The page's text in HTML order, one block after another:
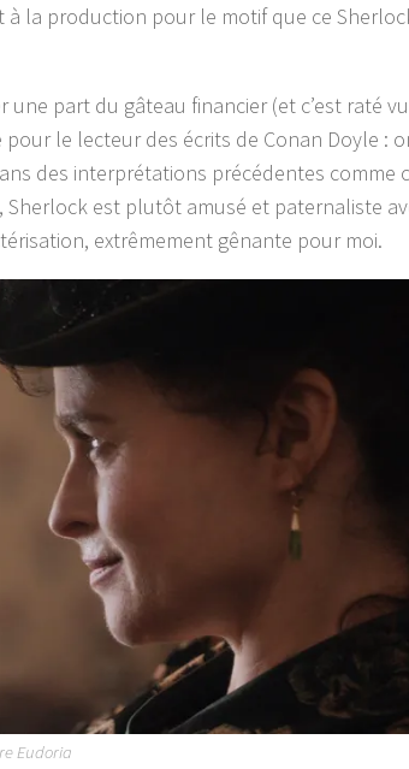
à la production pour le motif que ce
part du gâteau financier (et c’est raté vu
le lecteur des écrits de Conan Doyle :
des interprétations précédentes comme
est plutôt amusé et paternaliste
extrêmement gênante pour moi.
Eudoria